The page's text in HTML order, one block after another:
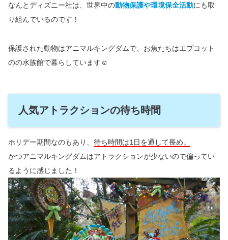
なんとディズニー社は、世界中の動物保護や環境保全活動にも取
り組んでいるのです！
保護された動物はアニマルキングダムで、お魚たちはエプコット
のの水族館で暮らしています☺️
人気アトラクションの待ち時間
ホリデー期間なのもあり、 待ち時間は1日を通して長め。
かつアニマルキングダムはアトラクションが少ないので偏ってい
るように感じました！